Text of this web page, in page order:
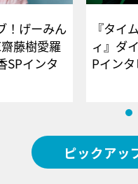
！げーみん
藤樹愛羅
SPインタ
『タイ
ィ』ダ
Pイ
ピックアッ